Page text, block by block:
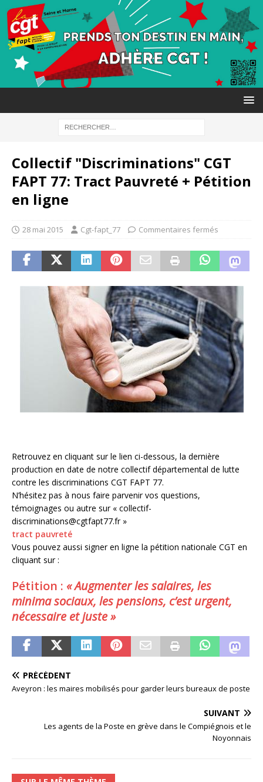
Collectif "Discriminations" CGT
FAPT 77: Tract Pauvreté + Pétition
en ligne
28 mai 2015 Cgt-fapt_77 Commentaires fermés
Retrouvez en cliquant sur le lien ci-dessous, la dernière
production en date de notre collectif départemental de lutte
contre les discriminations CGT FAPT 77.
N’hésitez pas à nous faire parvenir vos questions,
témoignages ou autre sur « collectif-
discriminations@cgtfapt77.fr »
tract pauvreté
Vous pouvez aussi signer en ligne la pétition nationale CGT en
cliquant sur :
Pétition : « Augmenter les salaires, les
minima sociaux, les pensions, c’est urgent,
nécessaire et juste »
PRÉCÉDENT
Aveyron : les maires mobilisés pour garder leurs bureaux de poste
SUIVANT
Les agents de la Poste en grève dans le Compiégnois et le
Noyonnais